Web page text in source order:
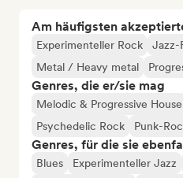
Am häufigsten
Experimenteller Rock Jazz-
Metal / Heavy metal
Genres, die er/sie mag
Melodic & Progressive House
Psychedelic Rock
Punk-
Genres, für die sie
Blues Experimenteller Jazz